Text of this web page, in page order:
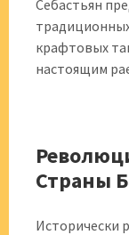
Себастьян
крафтовых
настоящим
Страны
Исторически